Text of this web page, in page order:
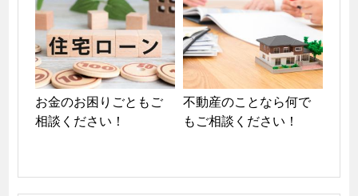
お金のお困りごともご
相談ください！
不動産のことなら何で
もご相談ください！